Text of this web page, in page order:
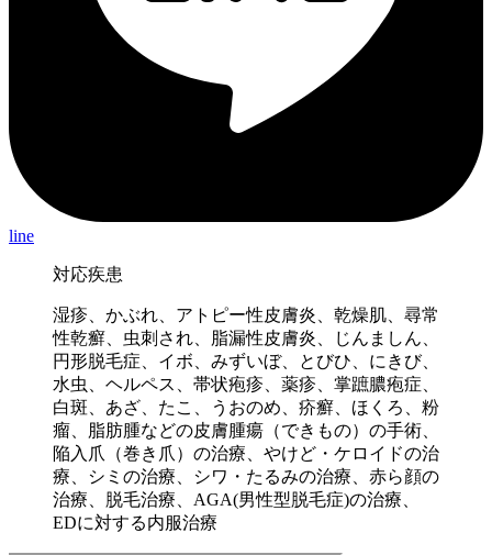
line
対応疾患
湿疹、かぶれ、アトピー性皮膚炎、乾燥肌、尋常
性乾癬、虫刺され、脂漏性皮膚炎、じんましん、
円形脱毛症、イボ、みずいぼ、とびひ、にきび、
水虫、ヘルペス、帯状疱疹、薬疹、掌蹠膿疱症、
白斑、あざ、たこ、うおのめ、疥癬、ほくろ、粉
瘤、脂肪腫などの皮膚腫瘍（できもの）の手術、
陥入爪（巻き爪）の治療、やけど・ケロイドの治
療、シミの治療、シワ・たるみの治療、赤ら顔の
治療、脱毛治療、AGA(男性型脱毛症)の治療、
EDに対する内服治療